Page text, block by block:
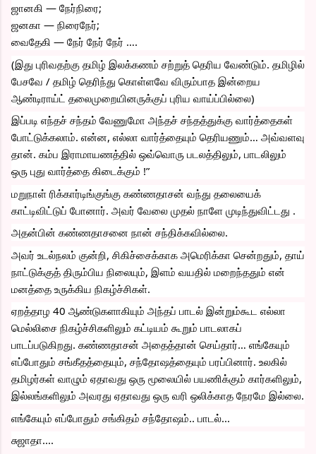
ஜானகி — நேர்நிரை;
ஜனகா — நிரைநேர்;
வைதேகி — நேர் நேர் நேர் ….
(இது புரிவதற்கு தமிழ் இலக்கணம் சற்றுத் தெரிய வேண்டும். தமிழில்
பேசவே / தமிழ் தெரிந்து கொள்ளவே விரும்பாத இன்றைய
ஆண்டிராய்ட் தலைமுறையினருக்குப் புரிய வாய்ப்பில்லை)
இப்படி எந்தச் சந்தம் வேணுமோ அந்தச் சந்தத்துக்கு வார்த்தைகள்
போட்டுக்கலாம். என்ன, எல்லா வார்த்தையும் தெரியணும்… அவ்வளவு
தான். கம்ப இராமாயணத்தில் ஒவ்வொரு படலத்திலும், பாடலிலும்
ஒரு புது வார்த்தை கிடைக்கும் !”
மறுநாள் ரிக்கார்டிங்குங்கு கண்ணதாசன் வந்து தலையைக்
காட்டிவிட்டுப் போனார். அவர் வேலை முதல் நாளே முடிந்துவிட்டது .
அதன்பின் கண்ணதாசனை நான் சந்திக்கவில்லை.
அவர் உடல்நலம் குன்றி, சிகிச்சைக்காக அமெரிக்கா சென்றதும், தாய்
நாட்டுக்குத் திரும்பிய நிலையும், இளம் வயதில் மறைந்ததும் என்
மனத்தை உருக்கிய நிகழ்ச்சிகள்.
ஏறத்தாழ 40 ஆண்டுகளாகியும் அந்தப் பாடல் இன்றும்கூட எல்லா
மெல்லிசை நிகழ்ச்சிகளிலும் கட்டியம் கூறும் பாடலாகப்
பாடப்படுகிறது. கண்ணதாசன் அதைத்தான் செய்தார்… எங்கேயும்
எப்போதும் சங்கீதத்தையும், சந்தோஷத்தையும் பரப்பினார். உலகில்
தமிழர்கள் வாழும் ஏதாவது ஒரு மூலையில் பயணிக்கும் கார்களிலும்,
இல்லங்களிலும் அவரது ஏதாவது ஒரு வரி ஒலிக்காத நேரமே இல்லை.
எங்கேயும் எப்போதும் சங்கிதம் சந்தோஷம்.. பாடல்...
சுஜாதா....